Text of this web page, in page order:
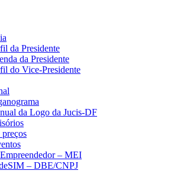
da Presidente
da Presidente
do Vice-Presidente
da Logo da Jucis-DF
preços
– MEI
– DBE/CNPJ